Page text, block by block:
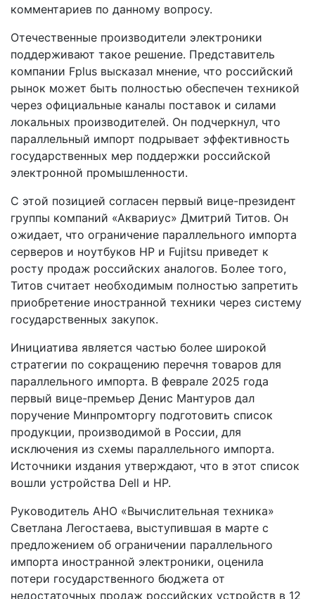
комментариев по данному вопросу.
Отечественные производители электроники
поддерживают такое решение. Представитель
компании Fplus высказал мнение, что российский
рынок может быть полностью обеспечен техникой
через официальные каналы поставок и силами
локальных производителей. Он подчеркнул, что
параллельный импорт подрывает эффективность
государственных мер поддержки российской
электронной промышленности.
С этой позицией согласен первый вице-президент
группы компаний «Аквариус» Дмитрий Титов. Он
ожидает, что ограничение параллельного импорта
серверов и ноутбуков HP и Fujitsu приведет к
росту продаж российских аналогов. Более того,
Титов считает необходимым полностью запретить
приобретение иностранной техники через систему
государственных закупок.
Инициатива является частью более широкой
стратегии по сокращению перечня товаров для
параллельного импорта. В феврале 2025 года
первый вице-премьер Денис Мантуров дал
поручение Минпромторгу подготовить список
продукции, производимой в России, для
исключения из схемы параллельного импорта.
Источники издания утверждают, что в этот список
вошли устройства Dell и HP.
Руководитель АНО «Вычислительная техника»
Светлана Легостаева, выступившая в марте с
предложением об ограничении параллельного
импорта иностранной электроники, оценила
потери государственного бюджета от
недостаточных продаж российских устройств в 12